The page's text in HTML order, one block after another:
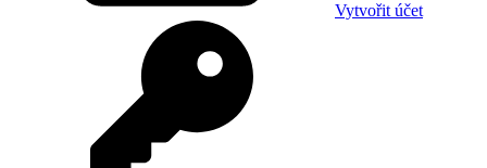
Vytvořit účet